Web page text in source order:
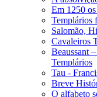
Em 1250
Templários
Salomão,
Cavaleiros
Beaussant
Templários
Tau -
Breve
O alfabeto